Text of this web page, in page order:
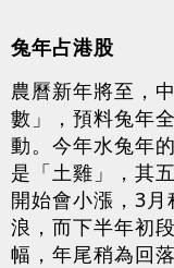
兔年占港股
農曆新年將至，
數」，預料兔年
動。今年水兔年
是「土雞」，其
開始會小漲，3
浪，而下半年初
幅，年尾稍為回落